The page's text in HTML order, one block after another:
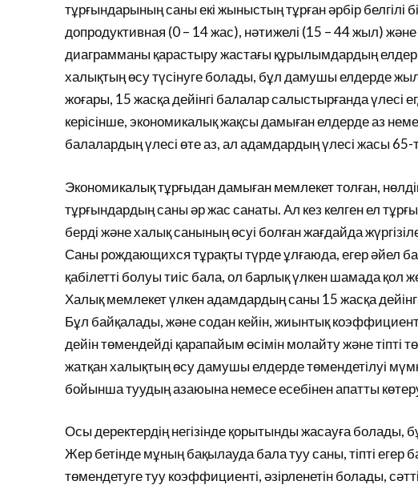
тұрғындарының саны екі жыныстың тұрған әрбір
допродуктивная (0 – 14 жас), нәтижелі (15 – 44 жыл)
диаграмманы қарастыру жастағы құрылымдардың
халықтың өсу түсінуге болады, бұл дамушы елдерде
жоғары, 15 жасқа дейінгі балалар салыстырғанда үлесі
керісінше, экономикалық жақсы дамыған елдерде аз
балалардың үлесі өте аз, ал адамдардың үлесі жасы 65-
Экономикалық тұрғыдан дамыған мемлекет толған,
тұрғындардың саны әр жас санаты. Ал кез келген ел
берді және халық санының өсуі болған жағдайда
Саны рождающихся тұрақты түрде ұлғаюда, егер әйел
қабілетті болуы тиіс бала, ол барлық үлкен шамада қол
Халық мемлекет үлкен адамдардың саны 15 жасқа
Бұл байқалады, және содан кейін, жиынтық коэффициенті
дейін төмендейді қарапайым өсімін молайту және
жатқан халықтың өсу дамушы елдерде төмендетілуі
бойынша туудың азаюына немесе есебінен апатты
Осы деректердің негізінде қорытынды жасауға
Жер бетінде мұның бақылауда бала туу саны, тіпті
төмендетуге туу коэффициенті, әзірленетін болады,